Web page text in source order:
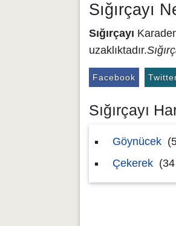
Sığırçayı
Sığırçayı
uzaklıktadır.
Facebook
Sığırçayı
Göynücek
Çekerek